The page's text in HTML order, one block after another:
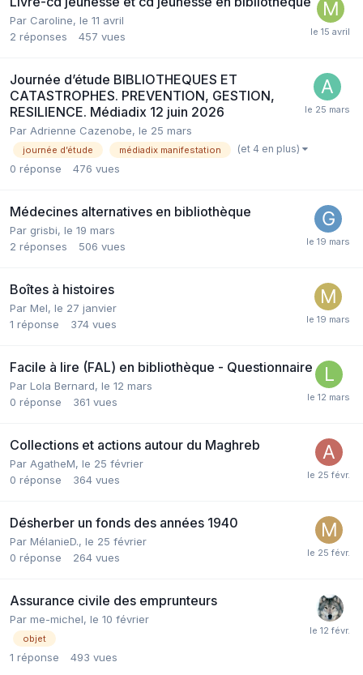
Par Caroline, le 11 avril
2 réponses 457 vues
Journée d’étude BIBLIOTHEQUES ET
CATASTROPHES. PREVENTION, GESTION,
RESILIENCE. Médiadix 12 juin 2026
Par Adrienne Cazenobe, le 25 mars
journée d’étude médiadix manifestation (et 4 en plus)
0 réponse 476 vues
Médecines alternatives en bibliothèque
Par grisbi, le 19 mars
2 réponses 506 vues
Boîtes à histoires
Par Mel, le 27 janvier
1 réponse 374 vues
Facile à lire (FAL) en bibliothèque - Questionnaire
Par Lola Bernard, le 12 mars
0 réponse 361 vues
Collections et actions autour du Maghreb
Par AgatheM, le 25 février
0 réponse 364 vues
Désherber un fonds des années 1940
Par MélanieD., le 25 février
0 réponse 264 vues
Assurance civile des emprunteurs
Par me-michel, le 10 février
objet
1 réponse 493 vues